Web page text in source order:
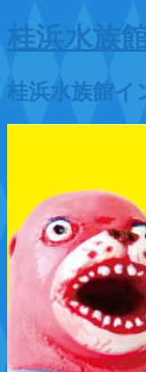
桂浜水族
桂浜水族館イ